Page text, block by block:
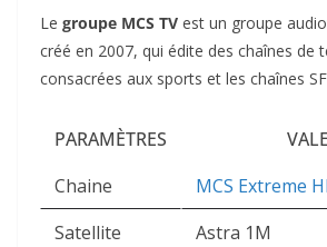
Le groupe MCS TV est un groupe
créé en 2007, qui édite des chaînes de
consacrées aux sports et les chaînes
PARAMÈTRES
Chaine
MCS Extreme
Satellite
Astra 1M